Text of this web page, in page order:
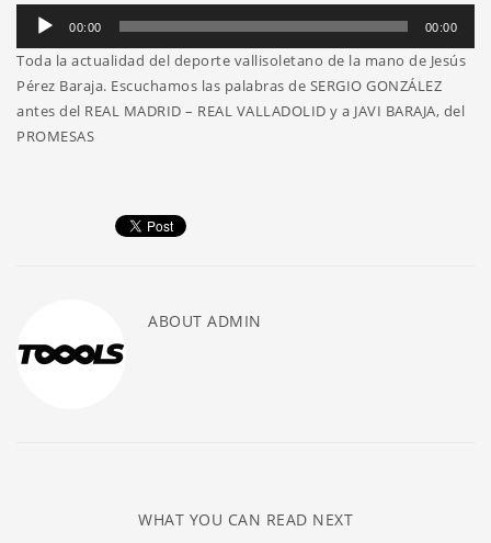
Reproductor
audio
00:00 00:00
Toda la actualidad del deporte vallisoletano de la mano de Jesús
Pérez Baraja. Escuchamos las palabras de SERGIO GONZÁLEZ
antes del REAL MADRID – REAL VALLADOLID y a JAVI BARAJA, del
PROMESAS
ABOUT ADMIN
WHAT YOU CAN READ NEXT